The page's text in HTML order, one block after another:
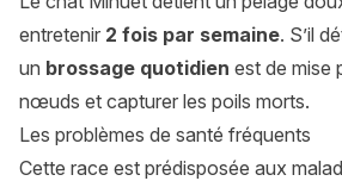
entretenir 2 fois par semaine. S’il
un brossage quotidien est de mise
nœuds et capturer les poils morts.
Les problèmes de santé fréquents
Cette race est prédisposée aux